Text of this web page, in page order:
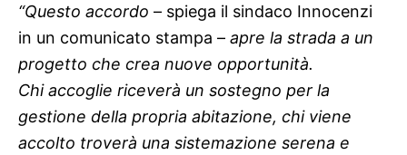
“Questo accordo – spiega il sindaco Innocenzi
in un comunicato stampa – apre la strada a un
progetto che crea nuove opportunità.
Chi accoglie riceverà un sostegno per la
gestione della propria abitazione, chi viene
accolto troverà una sistemazione serena e